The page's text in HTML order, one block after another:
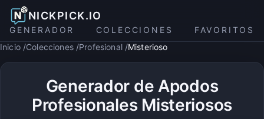
NICKPICK.IO
GENERADOR COLECCIONES
FAVORITOS
Inicio Colecciones Profesional Misterioso
Generador de Apodos
Profesionales Misteriosos